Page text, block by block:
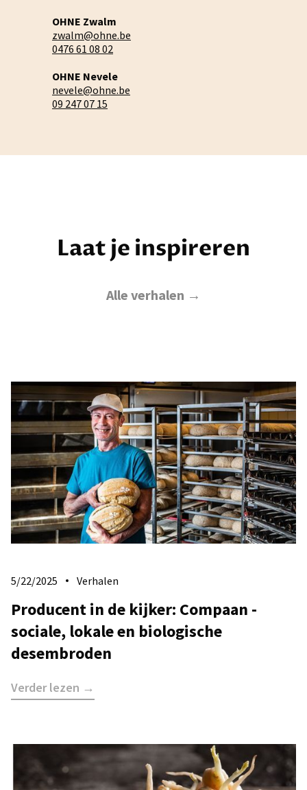
OHNE Zwalm
zwalm@ohne.be
0476 61 08 02
OHNE Nevele
nevele@ohne.be
09 247 07 15
Laat je inspireren
Alle verhalen →
5/22/2025 Verhalen
Producent in de kijker: Compaan -
sociale, lokale en biologische
desembroden
Verder lezen →